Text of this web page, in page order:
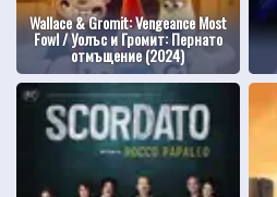
Wallace & Gromit: Vengeance Most
Fowl / Уолъс и Громит: Пернато
отмъщение (2024)